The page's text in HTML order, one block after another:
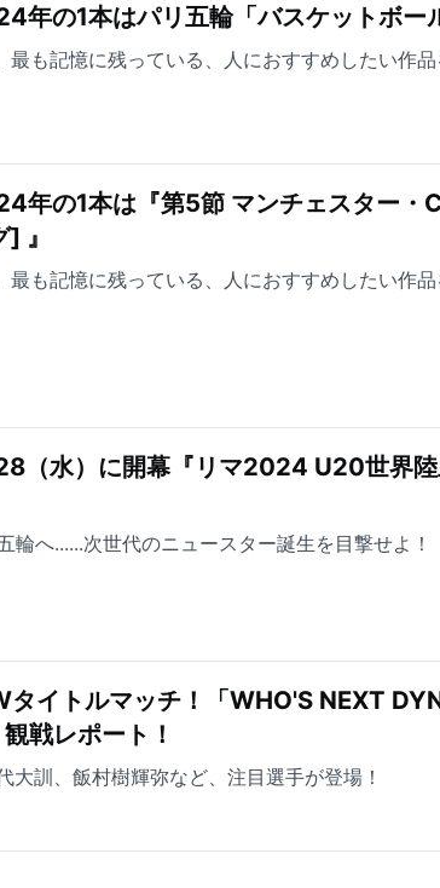
年の1本はパリ五輪「バスケットボー
も記憶に残っている、人におすすめしたい作
年の1本は『第5節 マンチェスター・
』
も記憶に残っている、人におすすめしたい作
へ......次世代のニュースター誕生を目撃せよ！
タイトルマッチ！「WHO'S NEXT
戦レポート！
大訓、飯村樹輝弥など、注目選手が登場！